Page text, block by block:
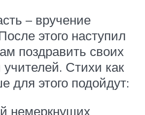
– вручение
этого наступил
поздравить своих
Стихи как
для этого подойдут:
немеркнущих